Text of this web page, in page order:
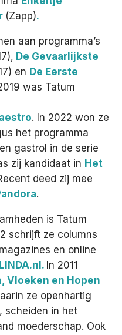
(Zapp).
aan programma’s
De Gevaarlijkste
en De Eerste
was Tatum
. In 2022 won ze
het programma
gastrol in de serie
zij kandidaat in Het
deed zij mee
.
is Tatum
schrijft ze columns
en online
LINDA.nl . In 2011
Vloeken en Hopen
ze openhartig
scheiden in het
moederschap. Ook